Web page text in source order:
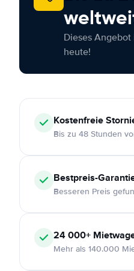
Dieses
heute!
Kostenfreie
Bis zu 48 Stunden
Bestpreis-
Besseren Preis
24 000+
Mehr als 140.000